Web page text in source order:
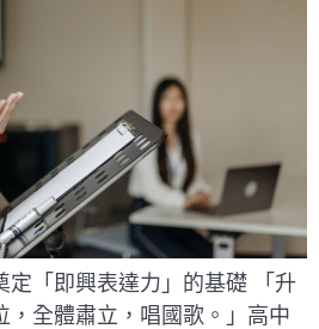
定「即興表達力」的基礎 「升
，全體肅立，唱國歌。」高中